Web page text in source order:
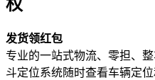
权
发货领红包
专业的一站式物流、零担、
斗定位系统随时查看车辆定